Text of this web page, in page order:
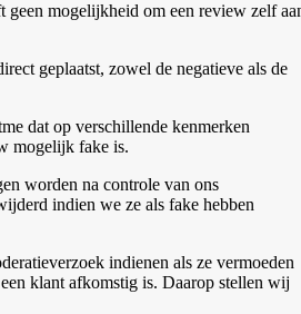
geen mogelijkheid om een review zelf
geplaatst, zowel de negatieve als de
dat op verschillende kenmerken
mogelijk fake is.
worden na controle van ons
indien we ze als fake hebben
indienen als ze vermoeden
klant afkomstig is. Daarop stellen wij